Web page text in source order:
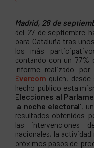
Madrid, 28 de
del 27 de septiembre
para Cataluña tras
los más
contando con un 77%
informe realizado
Evercom quien,
hecho público esta
Elecciones al
la noche electoral’,
resultados obtenidos
las intervenciones
nacionales, la
próximos pasos del